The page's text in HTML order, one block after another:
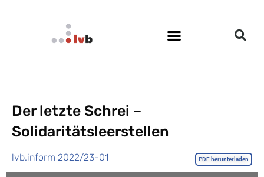
Der letzte Schrei –
Solidaritätsleerstellen
lvb.inform 2022/23-01 PDF herunterladen